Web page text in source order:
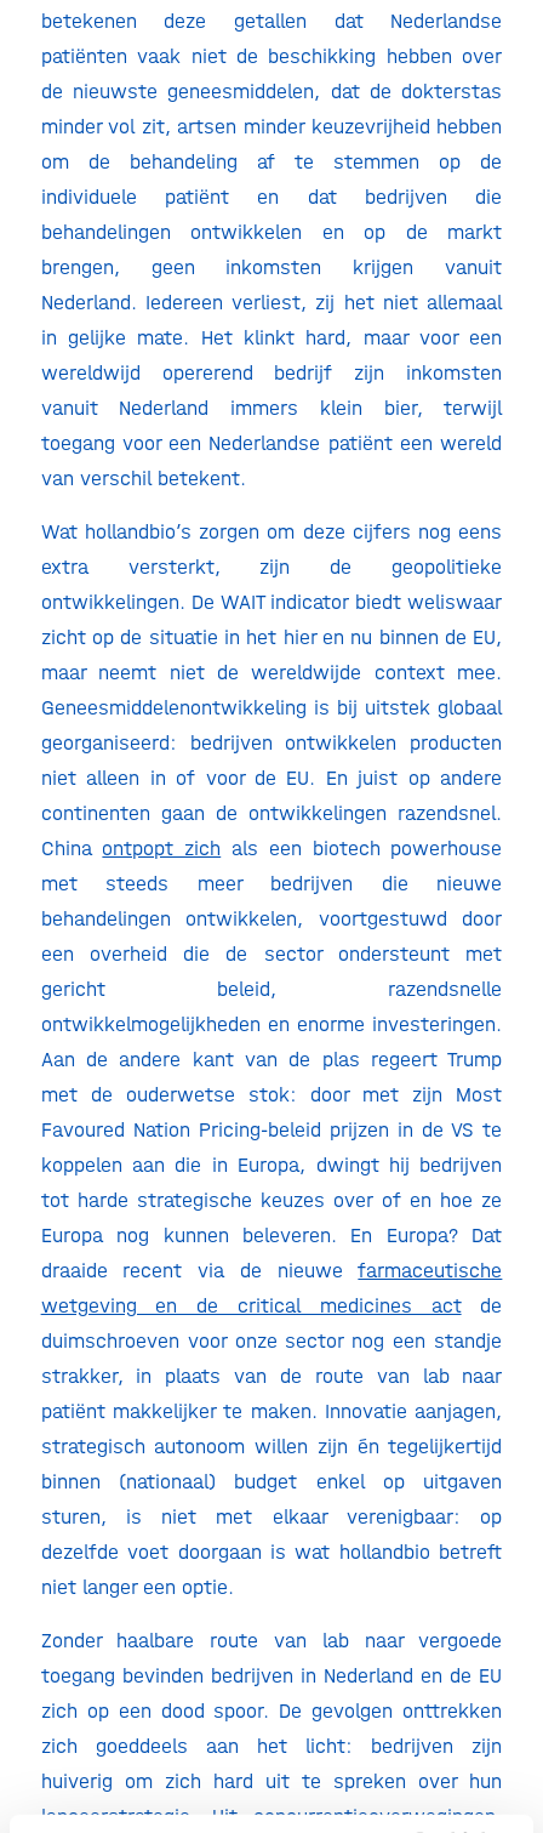
betekenen deze getallen dat Nederlandse
patiënten vaak niet de beschikking hebben over
de nieuwste geneesmiddelen, dat de dokterstas
minder vol zit, artsen minder keuzevrijheid hebben
om de behandeling af te stemmen op de
individuele patiënt en dat bedrijven die
behandelingen ontwikkelen en op de markt
brengen, geen inkomsten krijgen vanuit
Nederland. Iedereen verliest, zij het niet allemaal
in gelijke mate. Het klinkt hard, maar voor een
wereldwijd opererend bedrijf zijn inkomsten
vanuit Nederland immers klein bier, terwijl
toegang voor een Nederlandse patiënt een wereld
van verschil betekent.
Wat hollandbio’s zorgen om deze cijfers nog eens
extra versterkt, zijn de geopolitieke
ontwikkelingen. De WAIT indicator biedt weliswaar
zicht op de situatie in het hier en nu binnen de EU,
maar neemt niet de wereldwijde context mee.
Geneesmiddelenontwikkeling is bij uitstek globaal
georganiseerd: bedrijven ontwikkelen producten
niet alleen in of voor de EU. En juist op andere
continenten gaan de ontwikkelingen razendsnel.
China ontpopt zich als een biotech powerhouse
met steeds meer bedrijven die nieuwe
behandelingen ontwikkelen, voortgestuwd door
een overheid die de sector ondersteunt met
gericht beleid, razendsnelle
ontwikkelmogelijkheden en enorme investeringen.
Aan de andere kant van de plas regeert Trump
met de ouderwetse stok: door met zijn Most
Favoured Nation Pricing-beleid prijzen in de VS te
koppelen aan die in Europa, dwingt hij bedrijven
tot harde strategische keuzes over of en hoe ze
Europa nog kunnen beleveren. En Europa? Dat
draaide recent via de nieuwefarmaceutische
wetgeving en de critical medicines actde
duimschroeven voor onze sector nog een standje
strakker, in plaats van de route van lab naar
patiënt makkelijker te maken. Innovatie aanjagen,
strategisch autonoom willen zijn én tegelijkertijd
binnen (nationaal) budget enkel op uitgaven
sturen, is niet met elkaar verenigbaar: op
dezelfde voet doorgaan is wat hollandbio betreft
niet langer een optie.
Zonder haalbare route van lab naar vergoede
toegang bevinden bedrijven in Nederland en de EU
zich op een dood spoor. De gevolgen onttrekken
zich goeddeels aan het licht: bedrijven zijn
huiverig om zich hard uit te spreken over hun
lanceerstrategie. Uit concurrentieoverwegingen,